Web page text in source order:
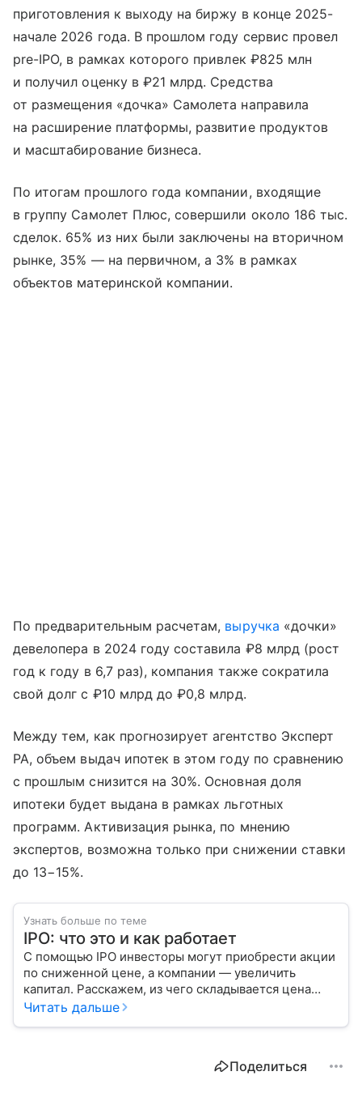
приготовления к выходу на биржу в конце 2025-
начале 2026 года. В прошлом году сервис провел
pre-IPO, в рамках которого привлек ₽825 млн
и получил оценку в ₽21 млрд. Средства
от размещения «дочка» Самолета направила
на расширение платформы, развитие продуктов
и масштабирование бизнеса.
По итогам прошлого года компании, входящие
в группу Самолет Плюс, совершили около 186 тыс.
сделок. 65% из них были заключены на вторичном
рынке, 35% — на первичном, а 3% в рамках
объектов материнской компании.
По предварительным расчетам, выручка «дочки»
девелопера в 2024 году составила ₽8 млрд (рост
год к году в 6,7 раз), компания также сократила
свой долг с ₽10 млрд до ₽0,8 млрд.
Между тем, как прогнозирует агентство Эксперт
РА, объем выдач ипотек в этом году по сравнению
с прошлым снизится на 30%. Основная доля
ипотеки будет выдана в рамках льготных
программ. Активизация рынка, по мнению
экспертов, возможна только при снижении ставки
до 13−15%.
Узнать больше по теме
IPO: что это и как работает
С помощью IPO инвесторы могут приобрести акции
по сниженной цене, а компании — увеличить
капитал. Расскажем, из чего складывается цена
размещения ценных бумаг, какие есть плюсы
Читать дальше
Поделиться